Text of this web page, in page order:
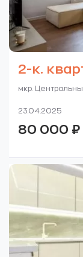
2-к.
мкр.
23.04.2025
80 000 ₽